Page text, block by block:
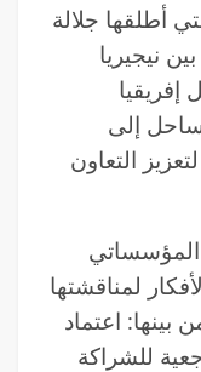
أطلقها جلالة
نيجيريا
إفريقيا
إلى
التعاون
المؤسساتي
لمناقشتها
بينها: اعتماد
للشراكة